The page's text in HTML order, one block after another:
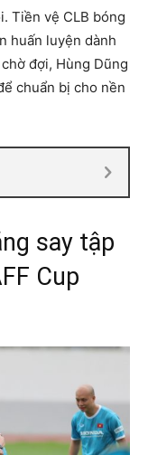
Tiền vệ CLB bóng
huấn luyện dành
đợi, Hùng Dũng
chuẩn bị cho nền
say tập
Cup